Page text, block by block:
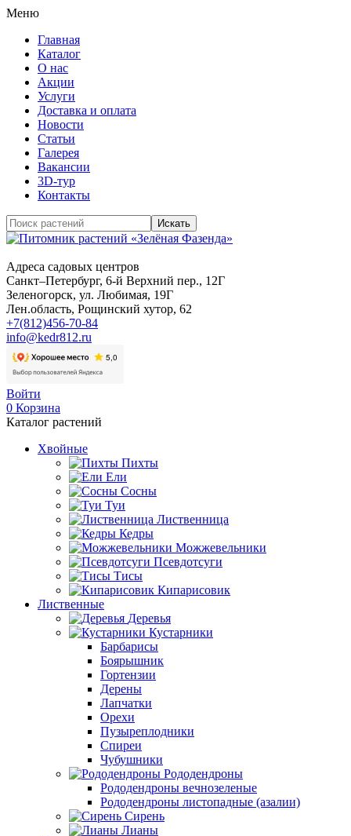
Меню
Главная
Каталог
О нас
Акции
Услуги
Доставка и оплата
Новости
Статьи
Галерея
Вакансии
3D-тур
Контакты
Адреса садовых центров
Санкт–Петербург, 6-й Верхний пер., 12Г
Зеленогорск, ул. Любимая, 19Г
Лен.область, Рощинский хутор, 62
+7(812)456-70-84
info@kedr812.ru
Войти
0 Корзина
Каталог растений
Хвойные
Пихты
Ели
Сосны
Туи
Лиственница
Кедры
Можжевельники
Псевдотсуги
Тисы
Кипарисовик
Лиственные
Деревья
Кустарники
Барбарисы
Боярышник
Гортензии
Дерены
Лапчатки
Орехи
Пузыреплодники
Спиреи
Чубушники
Рододендроны
Рододендроны вечнозеленые
Рододендроны листопадные (азалии)
Сирень
Лианы